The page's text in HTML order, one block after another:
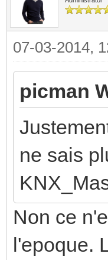
07-03-2014,
picman
ne sais
Non ce
l'epoque.